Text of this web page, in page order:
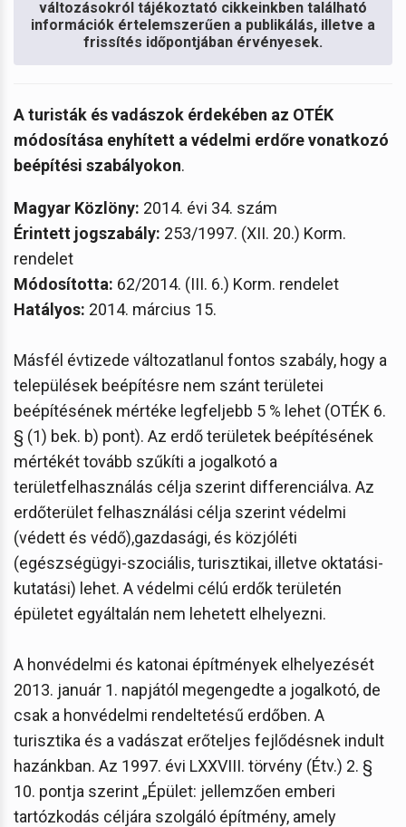
változásokról tájékoztató cikkeinkben található
információk értelemszerűen a publikálás, illetve a
frissítés időpontjában érvényesek.
A turisták és vadászok érdekében az OTÉK
módosítása enyhített a védelmi erdőre vonatkozó
beépítési szabályokon.
Magyar Közlöny: 2014. évi 34. szám
Érintett jogszabály: 253/1997. (XII. 20.) Korm.
rendelet
Módosította: 62/2014. (III. 6.) Korm. rendelet
Hatályos: 2014. március 15.
Másfél évtizede változatlanul fontos szabály, hogy a
települések beépítésre nem szánt területei
beépítésének mértéke legfeljebb 5 % lehet (OTÉK 6.
§ (1) bek. b) pont). Az erdő területek beépítésének
mértékét tovább szűkíti a jogalkotó a
területfelhasználás célja szerint differenciálva. Az
erdőterület felhasználási célja szerint védelmi
(védett és védő),gazdasági, és közjóléti
(egészségügyi-szociális, turisztikai, illetve oktatási-
kutatási) lehet. A védelmi célú erdők területén
épületet egyáltalán nem lehetett elhelyezni.
A honvédelmi és katonai építmények elhelyezését
2013. január 1. napjától megengedte a jogalkotó, de
csak a honvédelmi rendeltetésű erdőben. A
turisztika és a vadászat erőteljes fejlődésnek indult
hazánkban. Az 1997. évi LXXVIII. törvény (Étv.) 2. §
10. pontja szerint „Épület: jellemzően emberi
tartózkodás céljára szolgáló építmény, amely